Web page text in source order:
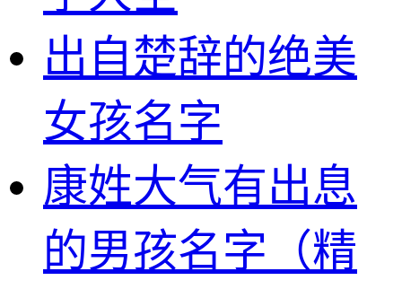
出自楚辞的绝美
女孩名字
康姓大气有出息
的男孩名字（精